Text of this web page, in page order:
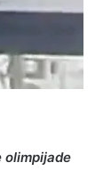
olimpijade